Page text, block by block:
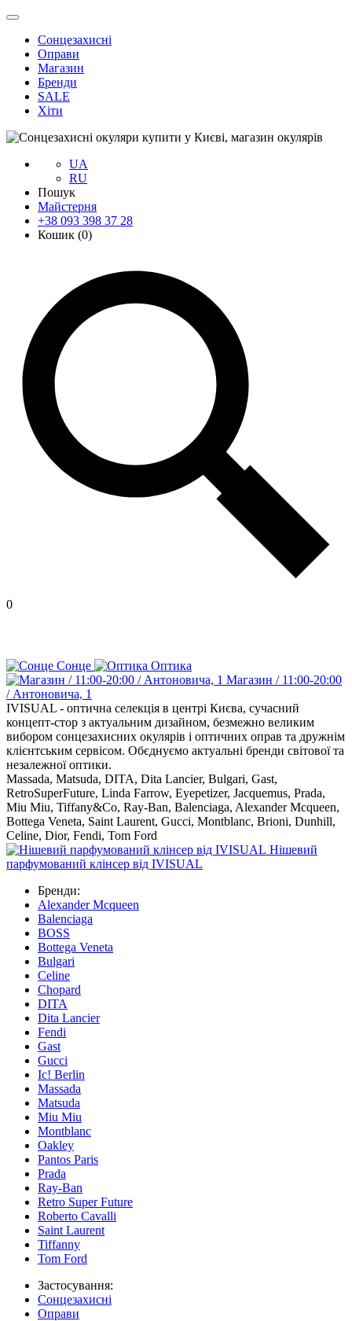
Сонцезахисні
Оправи
Магазин
Бренди
SALE
Хіти
UA
RU
Пошук
Майстерня
+38 093 398 37 28
Кошик (0)
0
Сонце
Оптика
Магазин / 11:00-20:00
/ Антоновича, 1
IVISUAL - оптична селекція в центрі Києва, сучасний
концепт-стор з актуальним дизайном, безмежно великим
вибором сонцезахисних окулярів і оптичних оправ та дружнім
клієнтським сервісом. Обєднуємо актуальні бренди світової та
незалежної оптики.
Massada, Matsuda, DITA, Dita Lancier, Bulgari, Gast,
RetroSuperFuture, Linda Farrow, Eyepetizer, Jacquemus, Prada,
Miu Miu, Tiffany&Co, Ray-Ban, Balenciaga, Alexander Mcqueen,
Bottega Veneta, Saint Laurent, Gucci, Montblanc, Brioni, Dunhill,
Celine, Dior, Fendi, Tom Ford
Нішевий
парфумований клінсер від IVISUAL
Бренди:
Alexander Mcqueen
Balenciaga
BOSS
Bottega Veneta
Bulgari
Celine
Chopard
DITA
Dita Lancier
Fendi
Gast
Gucci
Ic! Berlin
Massada
Matsuda
Miu Miu
Montblanc
Oakley
Pantos Paris
Prada
Ray-Ban
Retro Super Future
Roberto Cavalli
Saint Laurent
Tiffanny
Tom Ford
Застосування:
Сонцезахисні
Оправи